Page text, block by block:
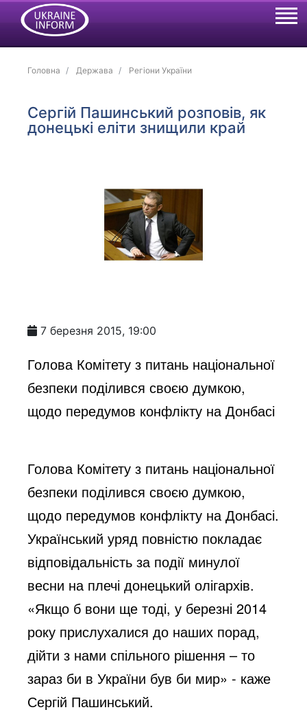
Головна Держава Регіони України
Сергій Пашинський розповів, як
донецькі еліти знищили край
7 березня 2015, 19:00
Голова Комітету з питань національної
безпеки поділився своєю думкою,
щодо передумов конфлікту на Донбасі
Голова Комітету з питань національної
безпеки поділився своєю думкою,
щодо передумов конфлікту на Донбасі.
Український уряд повністю покладає
відповідальність за події минулої
весни на плечі донецький олігархів.
«Якщо б вони ще тоді, у березні 2014
року прислухалися до наших порад,
дійти з нами спільного рішення – то
зараз би в України був би мир» - каже
Сергій Пашинський.